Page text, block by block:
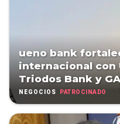
ueno bank
internacional con
Triodos Bank y
NEGOCIOS PATROCINADO